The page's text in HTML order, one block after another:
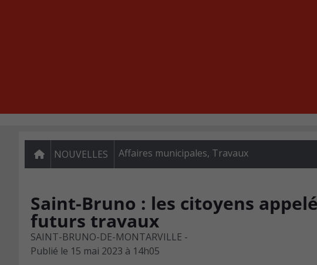
NOUVELLES Affaires municipales, Travaux
Saint-Bruno : les citoyens
futurs travaux
SAINT-BRUNO-DE-MONTARVILLE -
Publié le 15 mai 2023 à 14h05